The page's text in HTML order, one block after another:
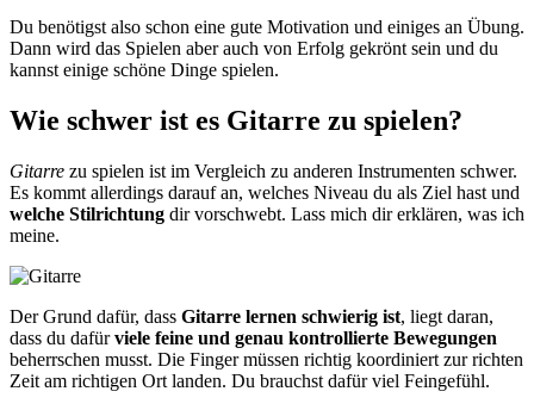
Du benötigst also schon eine gute Motivation und einiges an Übung.
Dann wird das Spielen aber auch von Erfolg gekrönt sein und du
kannst einige schöne Dinge spielen.
Wie schwer ist es Gitarre zu spielen?
Gitarre zu spielen ist im Vergleich zu anderen Instrumenten schwer.
Es kommt allerdings darauf an, welches Niveau du als Ziel hast und
welche Stilrichtung dir vorschwebt. Lass mich dir erklären, was ich
meine.
Der Grund dafür, dass Gitarre lernen schwierig ist, liegt daran,
dass du dafürviele feine und genau kontrollierte Bewegungen
beherrschen musst. Die Finger müssen richtig koordiniert zur richten
Zeit am richtigen Ort landen. Du brauchst dafür viel Feingefühl.